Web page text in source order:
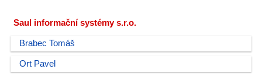
Saul informační systémy s.r.o.
Brabec Tomáš
Ort Pavel